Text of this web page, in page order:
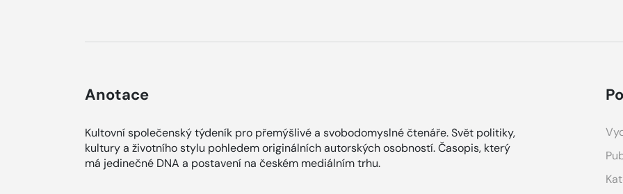
Anotace
Kultovní společenský týdeník pro přemýšlivé a svobodomyslné čtenáře. Svět politiky,
kultury a životního stylu pohledem originálních autorských osobností. Časopis, který
má jedinečné DNA a postavení na českém mediálním trhu.